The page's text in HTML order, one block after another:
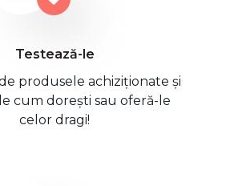
Testează-le
produsele achiziționate și
cum dorești sau oferă-le
celor dragi!